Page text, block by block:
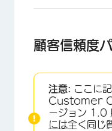
顧客信頼度
注意: ここに
Customer
ージョン 1.0
には全く同じ